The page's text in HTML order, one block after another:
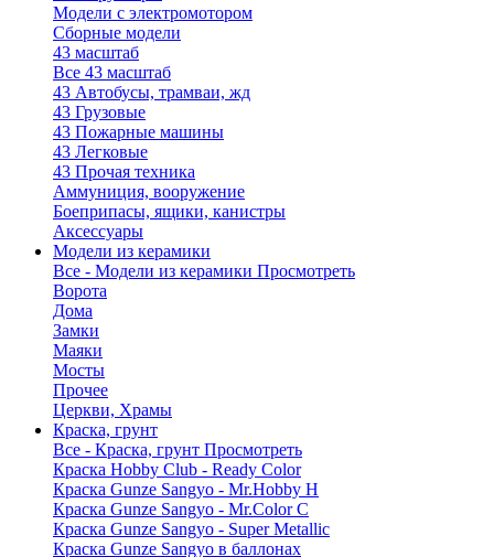
Модели с электромотором
Сборные модели
43 масштаб
Все 43 масштаб
43 Автобусы, трамваи, жд
43 Грузовые
43 Пожарные машины
43 Легковые
43 Прочая техника
Аммуниция, вооружение
Боеприпасы, ящики, канистры
Аксессуары
Модели из керамики
Все - Модели из керамики Просмотреть
Ворота
Дома
Замки
Маяки
Мосты
Прочее
Церкви, Храмы
Краска, грунт
Все - Краска, грунт Просмотреть
Краска Hobby Club - Ready Color
Краска Gunze Sangyo - Mr.Hobby H
Краска Gunze Sangyo - Mr.Color C
Краска Gunze Sangyo - Super Metallic
Краска Gunze Sangyo в баллонах